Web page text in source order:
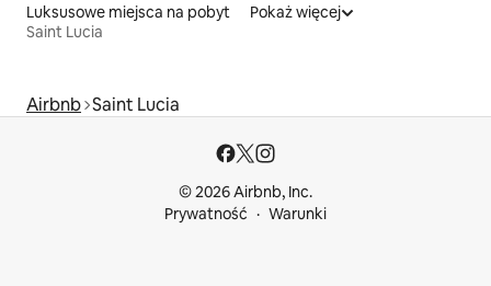
Luksusowe miejsca na pobyt
Saint Lucia
Pokaż więcej
Airbnb Saint Lucia
© 2026 Airbnb, Inc.
Prywatność
Warunki